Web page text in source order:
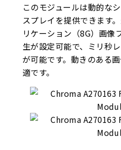
このモジュールは動的な
スプレイを提供できます
リケーション（8G）画像
生が設定可能で、ミリ秒
が可能です。動きのある
適です。